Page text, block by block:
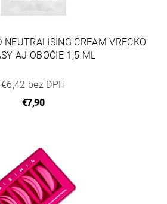
CREAM VRECKO
AJ OBOČIE 1,5 ML
€6,42 bez DPH
€7,90